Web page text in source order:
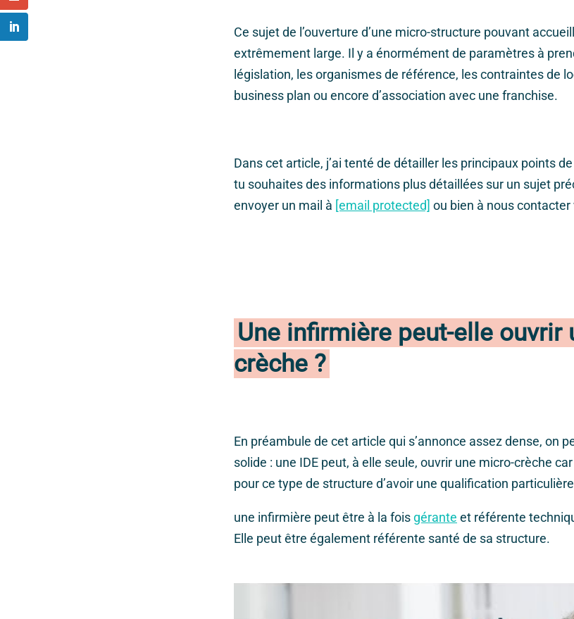
Ce sujet de l’ouverture d’une micro-structure pouvant
extrêmement large. Il y a énormément de paramètres à
législation, les organismes de référence, les contraintes de
business plan ou encore d’association avec une franchise.
Dans cet article, j’ai tenté de détailler les principaux points
tu souhaites des informations plus détaillées sur un sujet
envoyer un mail à [email protected] ou bien à nous
Une infirmière peut-elle ouvrir
crèche ?
En préambule de cet article qui s’annonce assez dense, on
solide : une IDE peut, à elle seule, ouvrir une micro-crèche
pour ce type de structure d’avoir une qualification
une infirmière peut être à la fois gérante et référente
Elle peut être également référente santé de sa structure.